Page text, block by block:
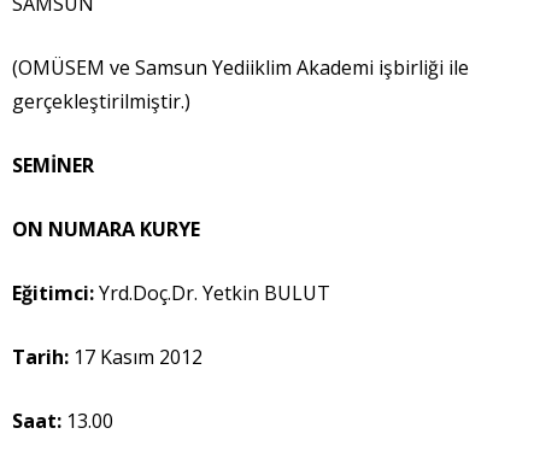
(OMÜSEM ve Samsun Yediiklim Akademi işbirliği ile
gerçekleştirilmiştir.)
SEMİNER
ON NUMARA KURYE
Eğitimci:Yrd.Doç.Dr. Yetkin BULUT
Tarih: 17 Kasım 2012
Saat: 13.00